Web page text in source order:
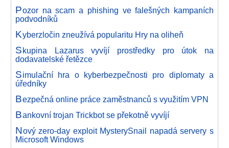
Pozor na scam a phishing ve falešných kampaních
podvodníků
Kyberzločin zneužívá popularitu Hry na oliheň
Skupina Lazarus vyvíjí prostředky pro útok na
dodavatelské řetězce
Simulační hra o kyberbezpečnosti pro diplomaty a
úředníky
Bezpečná online práce zaměstnanců s využitím VPN
Bankovní trojan Trickbot se překotně vyvíjí
Nový zero-day exploit MysterySnail napadá servery s
Microsoft Windows